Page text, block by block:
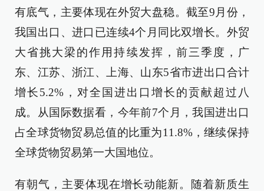
有底气，主要体现在外贸大盘稳。截至9月份，
我国出口、进口已连续4个月同比双增长。外贸
大省挑大梁的作用持续发挥，前三季度，广
东、江苏、浙江、上海、山东5省市进出口合计
增长5.2%，对全国进出口增长的贡献超过八
成。从国际数据看，今年前7个月，我国进出口
占全球货物贸易总值的比重为11.8%，继续保持
全球货物贸易第一大国地位。
有朝气，主要体现在增长动能新。随着新质生